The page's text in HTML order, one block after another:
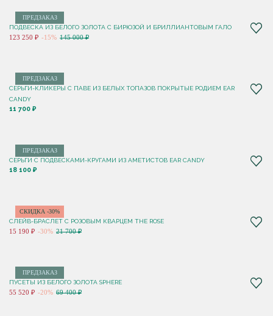
ПРЕДЗАКАЗ
ПОДВЕСКА ИЗ БЕЛОГО ЗОЛОТА С БИРЮЗОЙ И БРИЛЛИАНТОВЫМ ГАЛО
123 250 ₽ -15% 145 000 ₽
ПРЕДЗАКАЗ
СЕРЬГИ-КЛИКЕРЫ С ПАВЕ ИЗ БЕЛЫХ ТОПАЗОВ ПОКРЫТЫЕ РОДИЕМ EAR
CANDY
11 700 ₽
ПРЕДЗАКАЗ
СЕРЬГИ С ПОДВЕСКАМИ-КРУГАМИ ИЗ АМЕТИСТОВ EAR CANDY
18 100 ₽
СКИДКА -30%
СЛЕЙВ-БРАСЛЕТ С РОЗОВЫМ КВАРЦЕМ THE ROSE
15 190 ₽ -30% 21 700 ₽
ПРЕДЗАКАЗ
ПУСЕТЫ ИЗ БЕЛОГО ЗОЛОТА SPHERE
55 520 ₽ -20% 69 400 ₽